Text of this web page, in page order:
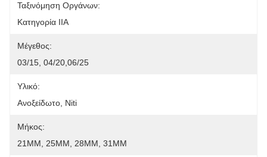
Ταξινόμηση Οργάνων:
Κατηγορία IIA
Μέγεθος:
03/15, 04/20,06/25
Υλικό:
Ανοξείδωτο, Niti
Μήκος:
21MM, 25MM, 28MM, 31MM